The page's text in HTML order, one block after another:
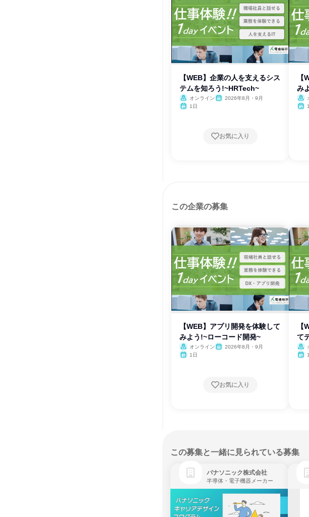
【WEB】企業の人を支えるシス
テムを知ろう!~HRTech~
オンライン
2026年8月・9月
1日
お気に入り
【
み
この企業の募集
【WEB】アプリ開発を体験して
みよう!~ローコード開発~
オンライン
2026年8月・9月
1日
お気に入り
【
て
この募集と一緒に見られている募集
パナソニック株式会社
半導体・電子機器メーカー